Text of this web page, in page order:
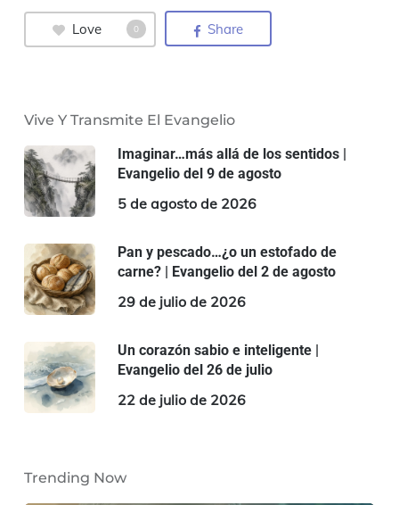
Love 0 Share
Vive Y Transmite El Evangelio
Imaginar…más allá de los sentidos |
Evangelio del 9 de agosto
5 de agosto de 2026
Pan y pescado…¿o un estofado de
carne? | Evangelio del 2 de agosto
29 de julio de 2026
Un corazón sabio e inteligente |
Evangelio del 26 de julio
22 de julio de 2026
Trending Now